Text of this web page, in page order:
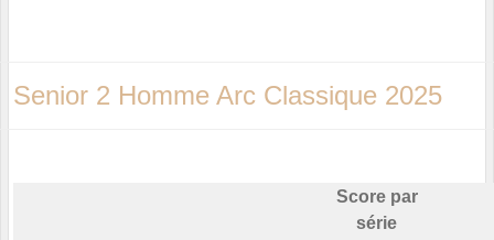
Senior 2 Homme Arc Classique 2025
Score par
série